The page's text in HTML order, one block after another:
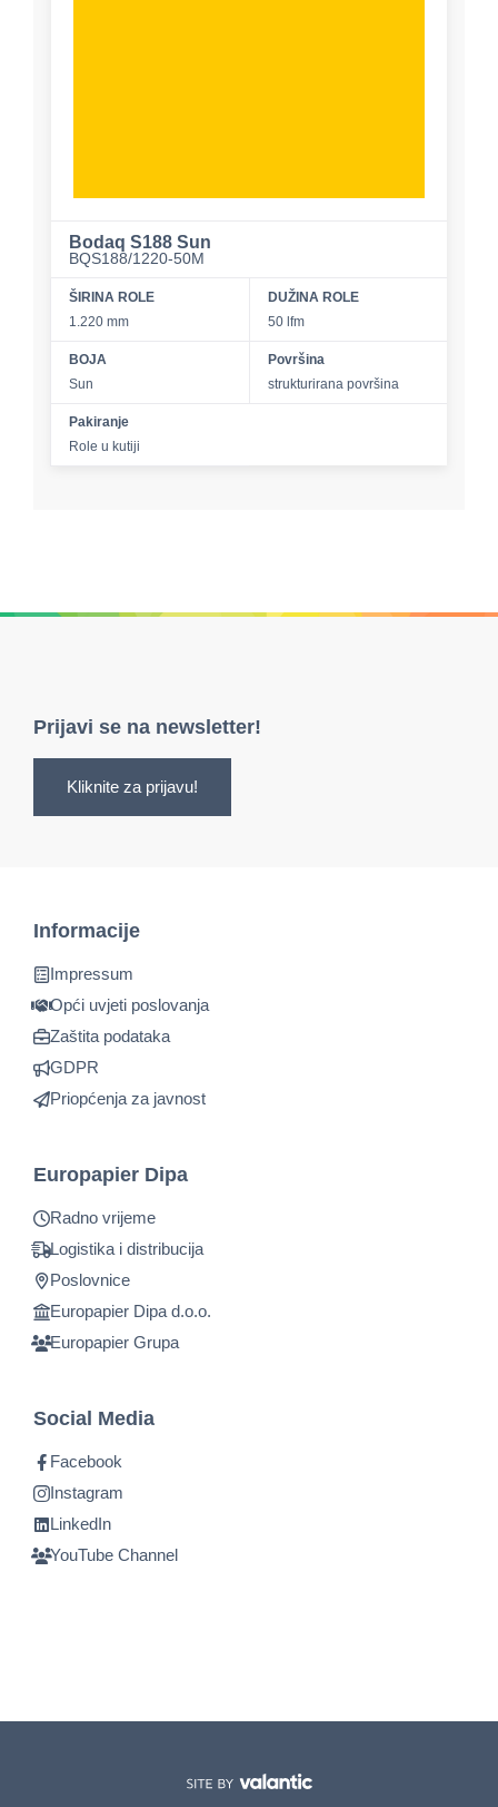
Bodaq S188 Sun
BQS188/1220-50M
ŠIRINA ROLE
1.220 mm
DUŽINA ROLE
50 lfm
BOJA
Sun
Površina
strukturirana površina
Pakiranje
Role u kutiji
Prijavi se na newsletter!
Kliknite za prijavu!
Informacije
Impressum
Opći uvjeti poslovanja
Zaštita podataka
GDPR
Priopćenja za javnost
Europapier Dipa
Radno vrijeme
Logistika i distribucija
Poslovnice
Europapier Dipa d.o.o.
Europapier Grupa
Social Media
Facebook
Instagram
LinkedIn
YouTube Channel